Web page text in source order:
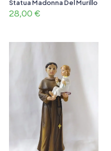
Statua Madonna Del Murillo
28,00 €